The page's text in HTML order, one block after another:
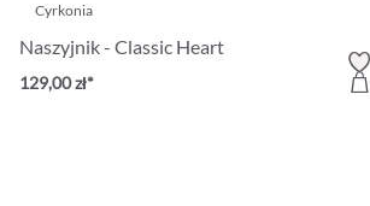
Cyrkonia
Naszyjnik - Classic Heart
129,00 zł*